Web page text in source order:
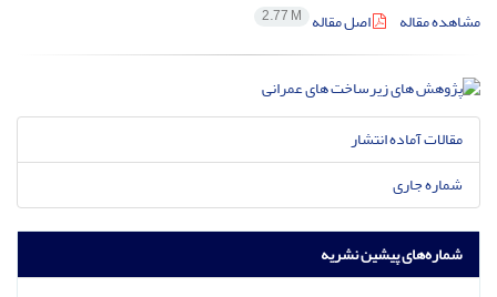
مشاهده مقاله
اصل مقاله 2.77 M
مقالات آماده انتشار
شماره جاری
شماره‌های پیشین نشریه